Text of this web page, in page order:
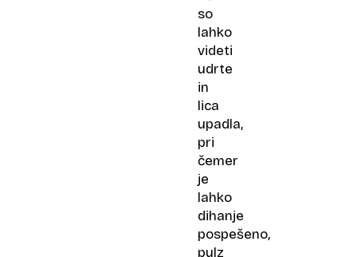
so
lahko
videti
udrte
in
lica
upadla,
pri
čemer
je
lahko
dihanje
pospešeno,
pulz